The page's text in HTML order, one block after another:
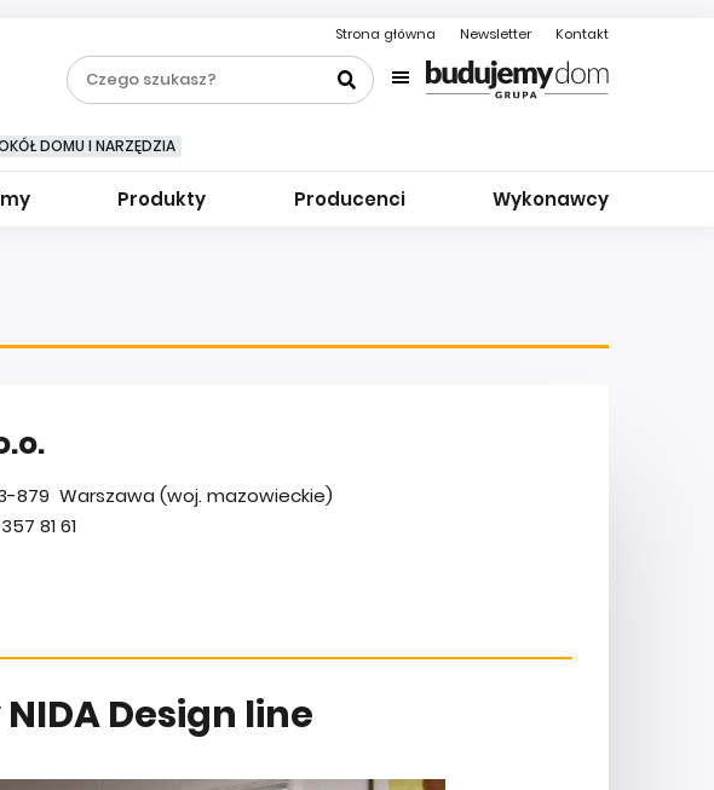
Strona główna Newsletter Kontakt
DOMU I NARZĘDZIA
Produkty Producenci Wykonawcy
879 Warszawa (woj. mazowieckie)
81 61
Design line